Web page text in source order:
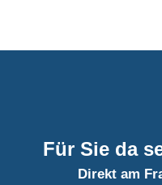
Für Sie da
Direkt am